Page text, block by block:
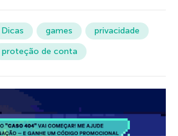
Dicas games
privacidade
proteção de conta